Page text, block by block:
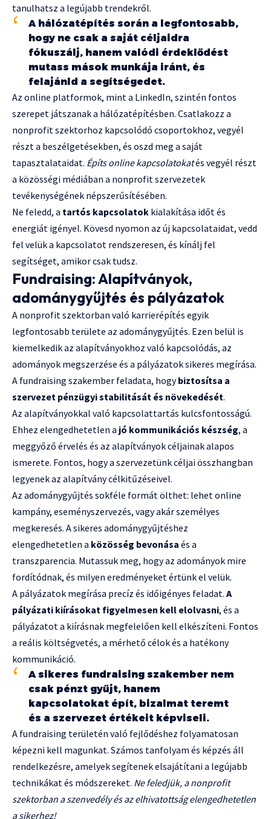
tanulhatsz a legújabb trendekről.
A hálózatépítés során a legfontosabb,
hogy ne csak a saját céljaidra
fókuszálj, hanem valódi érdeklődést
mutass mások munkája iránt, és
felajánld a segítségedet.
Az online platformok, mint a LinkedIn, szintén fontos
szerepet játszanak a hálózatépítésben. Csatlakozz a
nonprofit szektorhoz kapcsolódó csoportokhoz, vegyél
részt a beszélgetésekben, és oszd meg a saját
tapasztalataidat. Építs online kapcsolatokatés vegyél részt
a közösségi médiában a nonprofit szervezetek
tevékenységének népszerűsítésében.
Ne feledd, a tartós kapcsolatok kialakítása időt és
energiát igényel. Kövesd nyomon az új kapcsolataidat, vedd
fel velük a kapcsolatot rendszeresen, és kínálj fel
segítséget, amikor csak tudsz.
Fundraising: Alapítványok,
adománygyűjtés és pályázatok
A nonprofit szektorban való karrierépítés egyik
legfontosabb területe az adománygyűjtés. Ezen belül is
kiemelkedik az alapítványokhoz való kapcsolódás, az
adományok megszerzése és a pályázatok sikeres megírása.
A fundraising szakember feladata, hogybiztosítsa a
szervezet pénzügyi stabilitását és növekedését.
Az alapítványokkal való kapcsolattartás kulcsfontosságú.
Ehhez elengedhetetlen a jó kommunikációs készség, a
meggyőző érvelés és az alapítványok céljainak alapos
ismerete. Fontos, hogy a szervezetünk céljai összhangban
legyenek az alapítvány célkitűzéseivel.
Az adománygyűjtés sokféle formát ölthet: lehet online
kampány, eseményszervezés, vagy akár személyes
megkeresés. A sikeres adománygyűjtéshez
elengedhetetlen a közösség bevonása és a
transzparencia. Mutassuk meg, hogy az adományok mire
fordítódnak, és milyen eredményeket értünk el velük.
A pályázatok megírása precíz és időigényes feladat. A
pályázati kiírásokat figyelmesen kell elolvasni, és a
pályázatot a kiírásnak megfelelően kell elkészíteni. Fontos
a reális költségvetés, a mérhető célok és a hatékony
kommunikáció.
A sikeres fundraising szakember nem
csak pénzt gyűjt, hanem
kapcsolatokat épít, bizalmat teremt
és a szervezet értékeit képviseli.
A fundraising területén való fejlődéshez folyamatosan
képezni kell magunkat. Számos tanfolyam és képzés áll
rendelkezésre, amelyek segítenek elsajátítani a legújabb
technikákat és módszereket. Ne feledjük, a nonprofit
szektorban a szenvedély és az elhivatottság elengedhetetlen
a sikerhez!